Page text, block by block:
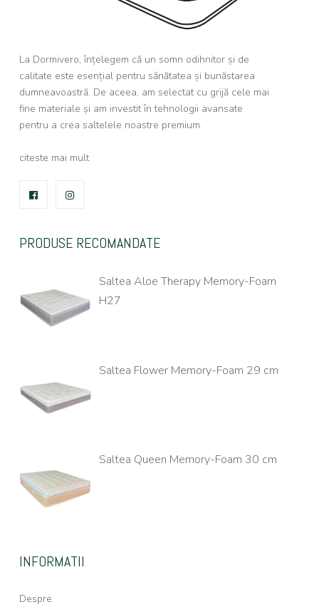
La Dormivero, înțelegem că un somn odihnitor și de
calitate este esențial pentru sănătatea și bunăstarea
dumneavoastră. De aceea, am selectat cu grijă cele mai
fine materiale și am investit în tehnologii avansate
pentru a crea saltelele noastre premium.
citeste mai mult
FACEBOOK
PRODUSE RECOMANDATE
Saltea Aloe Therapy Memory-Foam
H27
Saltea Flower Memory-Foam 29 cm
Saltea Queen Memory-Foam 30 cm
INFORMATII
Despre